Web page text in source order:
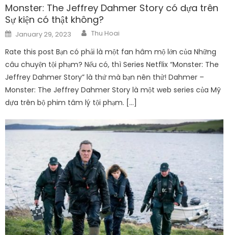
Monster: The Jeffrey Dahmer Story có dựa trên
Sự kiện có thật không?
Posted
on
January 29, 2023 Author
Thu Hoai
Rate this post Bạn có phải là một fan hâm mộ lớn của Những
câu chuyện tội phạm? Nếu có, thì Series Netflix “Monster: The
Jeffrey Dahmer Story” là thứ mà bạn nên thử! Dahmer –
Monster: The Jeffrey Dahmer Story là một web series của Mỹ
dựa trên bộ phim tâm lý tội phạm. […]